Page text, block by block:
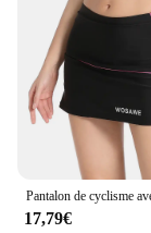
17,79€